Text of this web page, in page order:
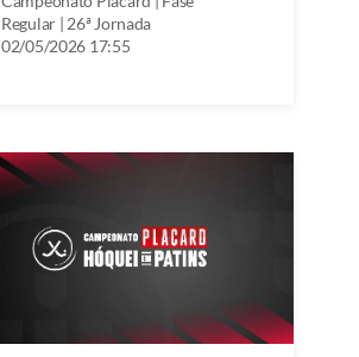
Regular | 26ª Jornada
02/05/2026 17:55